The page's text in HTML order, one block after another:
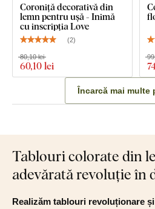
Coroniță decorativă din
lemn pentru ușă - Inimă
cu inscripția Love
(2)
60,10 lei
80,10 lei
Încarcă mai multe
Tablouri colorate din
adevărată revoluție în
Realizăm tablouri revoluționare